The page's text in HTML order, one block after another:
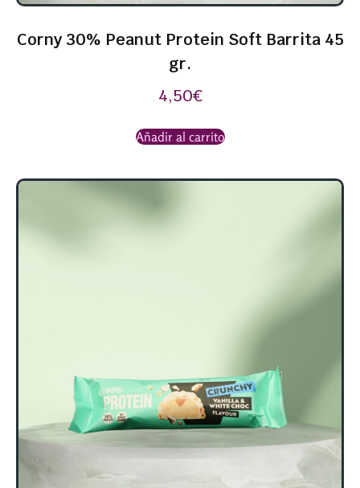
Corny 30% Peanut Protein Soft Barrita 45
gr.
4,50€
Añadir al carrito